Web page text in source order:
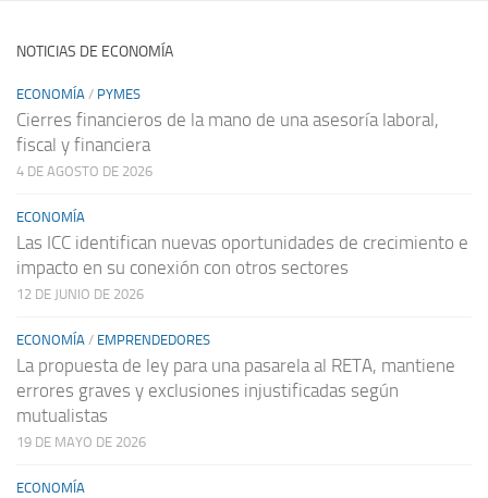
NOTICIAS DE ECONOMÍA
ECONOMÍA / PYMES
Cierres financieros de la mano de una asesoría laboral,
fiscal y financiera
4 DE AGOSTO DE 2026
ECONOMÍA
Las ICC identifican nuevas oportunidades de crecimiento e
impacto en su conexión con otros sectores
12 DE JUNIO DE 2026
ECONOMÍA / EMPRENDEDORES
La propuesta de ley para una pasarela al RETA, mantiene
errores graves y exclusiones injustificadas según
mutualistas
19 DE MAYO DE 2026
ECONOMÍA